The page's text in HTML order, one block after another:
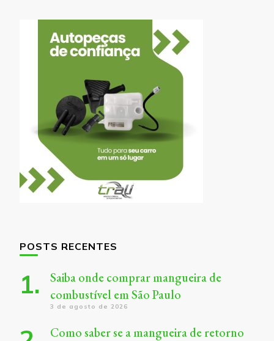
POSTS RECENTES
Saiba onde comprar mangueira de
combustível em São Paulo
3 de agosto de 2026
Como saber se a mangueira de retorno